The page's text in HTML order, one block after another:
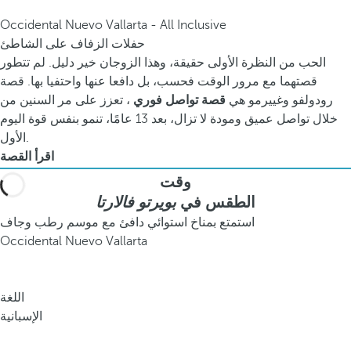
Occidental Nuevo Vallarta - All Inclusive
حفلات الزفاف على الشاطئ
الحب من النظرة الأولى حقيقة، وهذا الزوجان خير دليل. لم تتطور
قصتهما مع مرور الوقت فحسب، بل دافعا عنها واحتفيا بها. قصة
رودولفو وغييرمو هي قصة تواصل فوري ، تعزز على مر السنين من
خلال تواصل عميق ومودة لا تزال، بعد 13 عامًا، تنمو بنفس قوة اليوم
الأول.
اقرأ القصة
وقت
الطقس في بويرتو فالارتا
استمتع بمناخ استوائي دافئ مع موسم رطب وجاف
Occidental Nuevo Vallarta
اللغة
الإسبانية